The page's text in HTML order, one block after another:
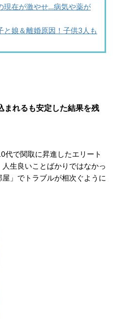
現在が激やせ…病気や薬が
と娘＆離婚原因！子供3人も
まれるも安定した結果を残
代で関取に昇進したエリート
生良いことばかりではなかっ
」でトラブルが相次ぐように